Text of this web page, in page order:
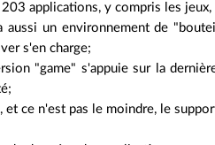
applications, y compris les
aussi un environnement de
s'en charge;
"game" s'appuie sur la
et ce n'est pas le moindre, le